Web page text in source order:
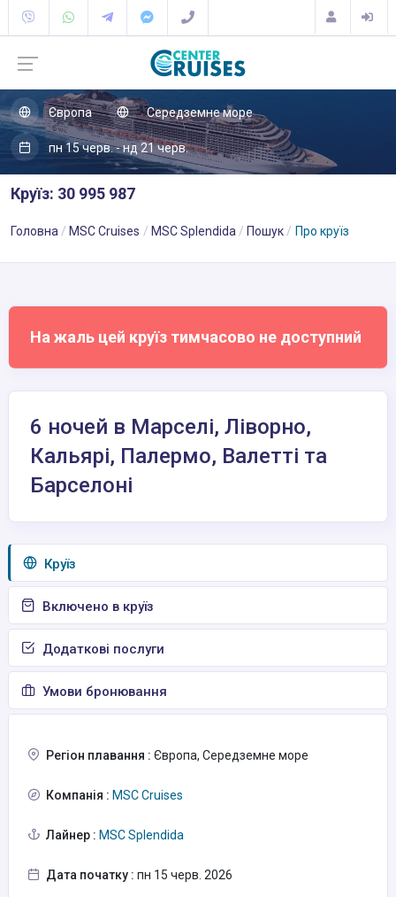
Європа Середземне море
пн 15 черв. - нд 21 черв.
Круїз: 30 995 987
Головна MSC Cruises MSC Splendida Пошук Про круїз
На жаль цей круїз тимчасово не доступний
6 ночей в Марселі, Ліворно,
Кальярі, Палермо, Валетті та
Барселоні
Круїз
Включено в круїз
Додаткові послуги
Умови бронювання
Регіон плавання : Європа, Середземне море
Компанія : MSC Cruises
Лайнер : MSC Splendida
Дата початку : пн 15 черв. 2026